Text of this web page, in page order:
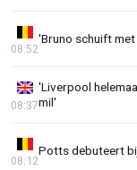
'Bruno schuift
08:52
'Liverpool
mil'
08:37
Potts debuteert
08:12